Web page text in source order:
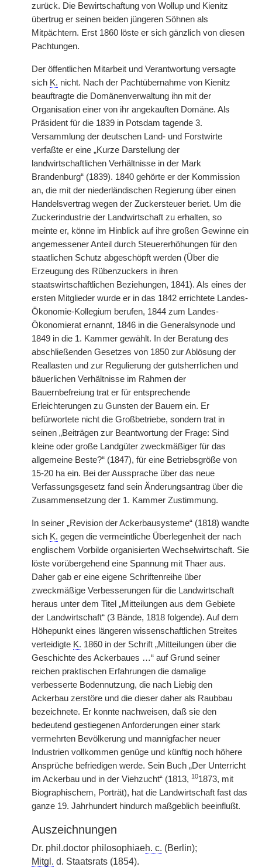
zurück. Die Bewirtschaftung von Wollup und Kienitz
übertrug er seinen beiden jüngeren Söhnen als
Mitpächtern. Erst 1860 löste er sich gänzlich von diesen
Pachtungen.
Der öffentlichen Mitarbeit und Verantwortung versagte
sich K. nicht. Nach der Pachtübernahme von Kienitz
beauftragte die Domänenverwaltung ihn mit der
Organisation einer von ihr angekauften Domäne. Als
Präsident für die 1839 in Potsdam tagende 3.
Versammlung der deutschen Land- und Forstwirte
verfaßte er eine „Kurze Darstellung der
landwirtschaftlichen Verhältnisse in der Mark
Brandenburg“ (1839). 1840 gehörte er der Kommission
an, die mit der niederländischen Regierung über einen
Handelsvertrag wegen der Zuckersteuer beriet. Um die
Zuckerindustrie der Landwirtschaft zu erhalten, so
meinte er, könne im Hinblick auf ihre großen Gewinne ein
angemessener Anteil durch Steuererhöhungen für den
staatlichen Schutz abgeschöpft werden (Über die
Erzeugung des Rübenzuckers in ihren
staatswirtschaftlichen Beziehungen, 1841). Als eines der
ersten Mitglieder wurde er in das 1842 errichtete Landes-
Ökonomie-Kollegium berufen, 1844 zum Landes-
Ökonomierat ernannt, 1846 in die Generalsynode und
1849 in die 1. Kammer gewählt. In der Beratung des
abschließenden Gesetzes von 1850 zur Ablösung der
Reallasten und zur Regulierung der gutsherrlichen und
bäuerlichen Verhältnisse im Rahmen der
Bauernbefreiung trat er für entsprechende
Erleichterungen zu Gunsten der Bauern ein. Er
befürwortete nicht die Großbetriebe, sondern trat in
seinen „Beiträgen zur Beantwortung der Frage: Sind
kleine oder große Landgüter zweckmäßiger für das
allgemeine Beste?“ (1847), für eine Betriebsgröße von
15-20 ha ein. Bei der Aussprache über das neue
Verfassungsgesetz fand sein Änderungsantrag über die
Zusammensetzung der 1. Kammer Zustimmung.
In seiner „Revision der Ackerbausysteme“ (1818) wandte
sich K. gegen die vermeintliche Überlegenheit der nach
englischem Vorbilde organisierten Wechselwirtschaft. Sie
löste vorübergehend eine Spannung mit Thaer aus.
Daher gab er eine eigene Schriftenreihe über
zweckmäßige Verbesserungen für die Landwirtschaft
heraus unter dem Titel „Mitteilungen aus dem Gebiete
der Landwirtschaft“ (3 Bände, 1818 folgende). Auf dem
Höhepunkt eines längeren wissenschaftlichen Streites
verteidigte K. 1860 in der Schrift „Mitteilungen über die
Geschichte des Ackerbaues …“ auf Grund seiner
reichen praktischen Erfahrungen die damalige
verbesserte Bodennutzung, die nach Liebig den
Ackerbau zerstöre und die dieser daher als Raubbau
bezeichnete. Er konnte nachweisen, daß sie den
bedeutend gestiegenen Anforderungen einer stark
vermehrten Bevölkerung und mannigfacher neuer
Industrien vollkommen genüge und künftig noch höhere
Ansprüche befriedigen werde. Sein Buch „Der Unterricht
im Ackerbau und in der Viehzucht“ (1813, 101873, mit
Biographischem, Porträt), hat die Landwirtschaft fast das
ganze 19. Jahrhundert hindurch maßgeblich beeinflußt.
Auszeichnungen
Dr. phil.doctor philosophiaeh. c. (Berlin);
Mitgl. d. Staatsrats (1854).